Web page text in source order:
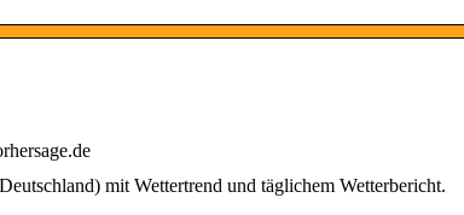
mit Wettertrend und täglichem Wetterbericht.